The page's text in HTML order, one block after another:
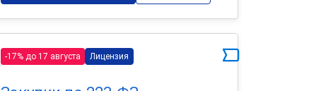
-17% до 17 августа Лицензия